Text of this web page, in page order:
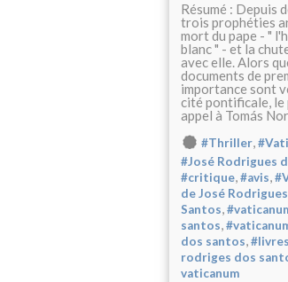
Résumé : Depuis
trois prophéties
mort du pape - "
blanc " - et la
avec elle. Alors
documents de
importance sont
cité pontificale, le
appel à Tomás
#Thriller,
#José Rodrigues
#critique,#avis,
de José
Santos,
santos,
dos santos,
rodriges dos
vaticanum